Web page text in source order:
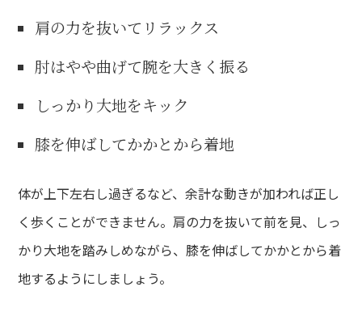
肩の力を抜いてリラックス
肘はやや曲げて腕を大きく振る
しっかり大地をキック
膝を伸ばしてかかとから着地
体が上下左右し過ぎるなど、余計な動きが加われば正し
く歩くことができません。肩の力を抜いて前を見、しっ
かり大地を踏みしめながら、膝を伸ばしてかかとから着
地するようにしましょう。